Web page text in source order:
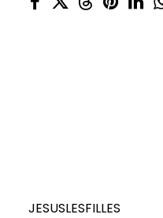
JESUSLESFILLES